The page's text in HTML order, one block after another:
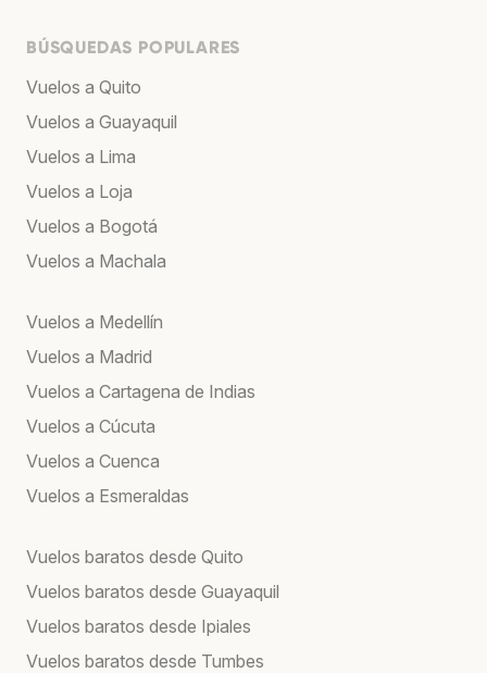
BÚSQUEDAS POPULARES
Vuelos a Quito
Vuelos a Guayaquil
Vuelos a Lima
Vuelos a Loja
Vuelos a Bogotá
Vuelos a Machala
Vuelos a Medellín
Vuelos a Madrid
Vuelos a Cartagena de Indias
Vuelos a Cúcuta
Vuelos a Cuenca
Vuelos a Esmeraldas
Vuelos baratos desde Quito
Vuelos baratos desde Guayaquil
Vuelos baratos desde Ipiales
Vuelos baratos desde Tumbes